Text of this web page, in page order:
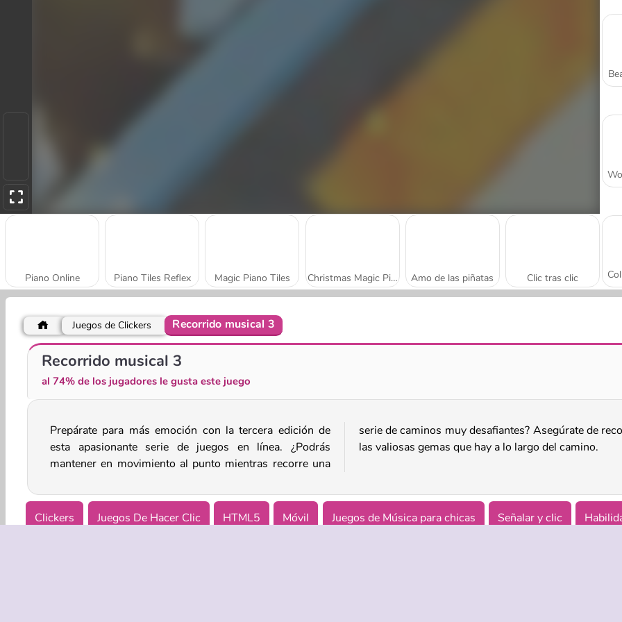
Piano Online Piano Tiles Reflex Magic Piano Tiles Christmas Magic Piano Tiles Amo de las piñatas Clic tras clic
Dinero fácil
Juegos de Clickers Recorrido musical 3
Recorrido musical 3
al 74% de los jugadores le gusta este juego
Prepárate para más emoción con la tercera edición de
esta apasionante serie de juegos en línea. ¿Podrás
mantener en movimiento al punto mientras recorre una
serie de caminos muy desafiantes? Asegúrate de recoger
las valiosas gemas que hay a lo largo del camino.
Clickers Juegos De Hacer Clic HTML5 Móvil Juegos de Música para chicas Señalar y clic